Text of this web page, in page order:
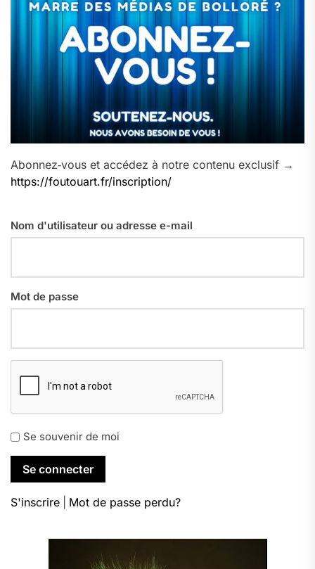
Abonnez‑vous et accédez à notre contenu exclusif →
https://foutouart.fr/inscription/
Nom d'utilisateur ou adresse e-mail
Mot de passe
Se souvenir de moi
S'inscrire Mot de passe perdu?